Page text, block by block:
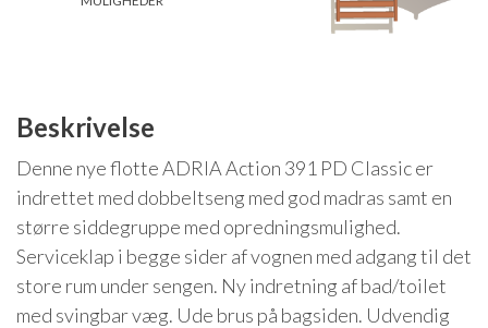
Isabella Opstillingsvejledninger
GPDR - KG Camping Kundeklub
Beskrivelse
Denne nye flotte ADRIA Action 391 PD Classic er
indrettet med dobbeltseng med god madras samt en
større siddegruppe med opredningsmulighed.
Serviceklap i begge sider af vognen med adgang til det
store rum under sengen. Ny indretning af bad/toilet
med svingbar væg. Ude brus på bagsiden. Udvendig